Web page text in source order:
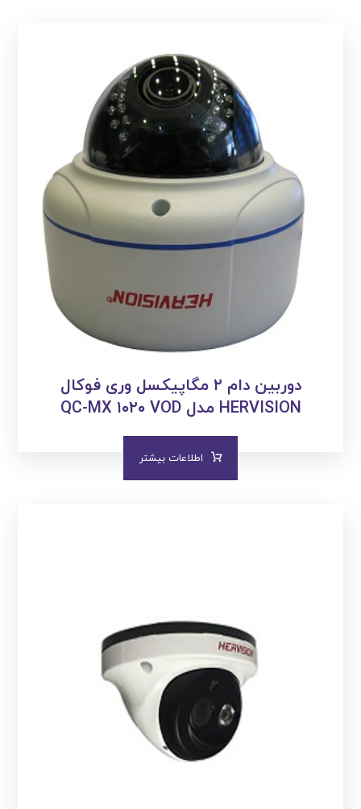
دوربین دام ۲ مگاپیکسل وری فوکال
HERVISION مدل QC-MX ۱۰۲۰ VOD
اطلاعات بیشتر